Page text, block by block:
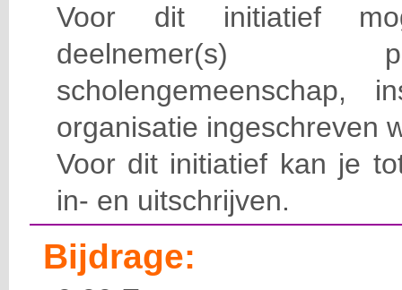
Voor dit initiatief
deelnemer(s)
scholengemeenschap,
organisatie ingeschreven
Voor dit initiatief kan je
in- en uitschrijven.
Bijdrage: